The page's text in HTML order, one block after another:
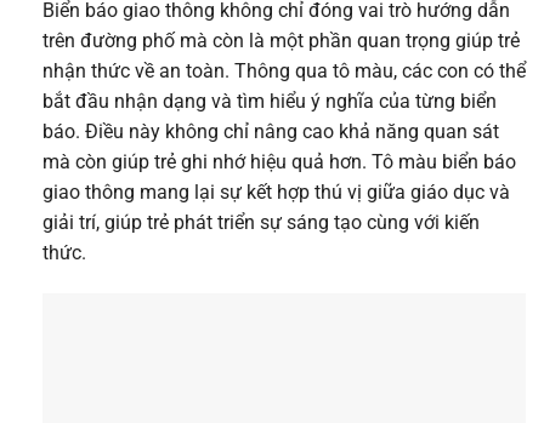
Biển báo giao thông không chỉ đóng vai trò hướng dẫn
trên đường phố mà còn là một phần quan trọng giúp trẻ
nhận thức về an toàn. Thông qua tô màu, các con có thể
bắt đầu nhận dạng và tìm hiểu ý nghĩa của từng biển
báo. Điều này không chỉ nâng cao khả năng quan sát
mà còn giúp trẻ ghi nhớ hiệu quả hơn. Tô màu biển báo
giao thông mang lại sự kết hợp thú vị giữa giáo dục và
giải trí, giúp trẻ phát triển sự sáng tạo cùng với kiến
thức.